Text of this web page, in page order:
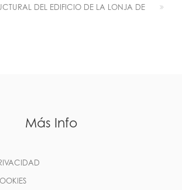
DEL EDIFICIO DE LA LONJA DE
Más Info